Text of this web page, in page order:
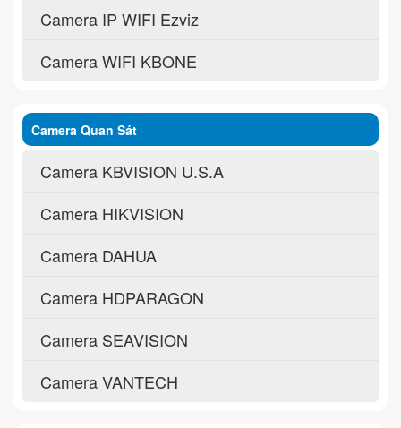
Camera IP WIFI Ezviz
Camera WIFI KBONE
Camera Quan Sát
Camera KBVISION U.S.A
Camera HIKVISION
Camera DAHUA
Camera HDPARAGON
Camera SEAVISION
Camera VANTECH